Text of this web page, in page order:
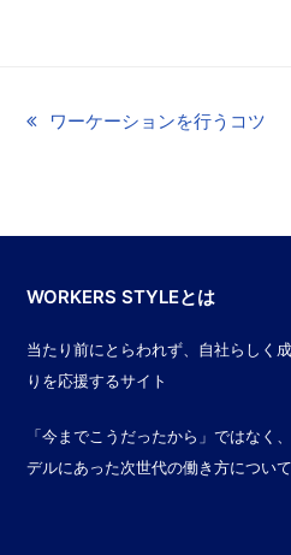
previous
ワーケーションを行うコツ
WORKERS STYLEとは
当たり前にとらわれず、自社らしく
りを応援するサイト
「今までこうだったから」ではなく
デルにあった次世代の働き方につい